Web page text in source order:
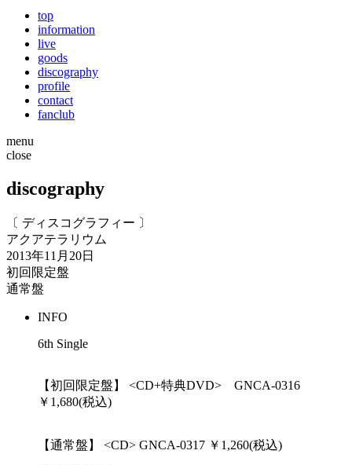
top
information
live
goods
discography
profile
contact
fanclub
menu
close
discography
〔 ディスコグラフィー 〕
アクアテラリウム
2013年11月20日
初回限定盤
通常盤
INFO
6th Single
【初回限定盤】 <CD+特典DVD> GNCA-0316
￥1,680(税込)
【通常盤】 <CD> GNCA-0317 ￥1,260(税込)